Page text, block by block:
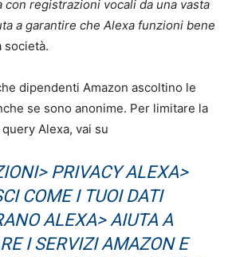
con registrazioni vocali da una vasta
a garantire che Alexa funzioni bene
società.
dipendenti Amazon ascoltino le
se sono anonime. Per limitare la
Alexa, vai su
PRIVACY ALEXA>
COME I TUOI DATI
ALEXA> AIUTA A
I SERVIZI AMAZON E